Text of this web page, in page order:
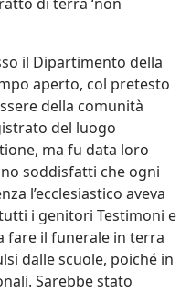
il Dipartimento della
aperto, col pretesto
della comunità
del luogo
ma fu data loro
soddisfatti che ogni
l’ecclesiastico aveva
i genitori Testimoni e
fare il funerale in terra
dalle scuole, poiché in
Sarebbe stato